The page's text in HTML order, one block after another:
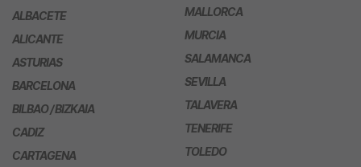
ALBACETE
ALICANTE
ASTURIAS
BARCELONA
BILBAO / BIZKAIA
CADIZ
CARTAGENA
MALLORCA
MURCIA
SALAMANCA
SEVILLA
TALAVERA
TENERIFE
TOLEDO